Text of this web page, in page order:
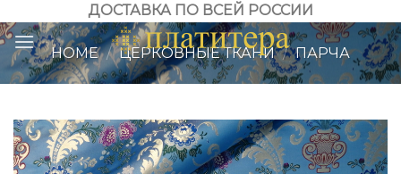
to
content
ДОСТАВКА ПО ВСЕЙ РОССИИ
HOME / ЦЕРКОВНЫЕ ТКАНИ / ПАРЧА